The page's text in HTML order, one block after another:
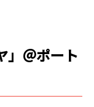
」＠ポート